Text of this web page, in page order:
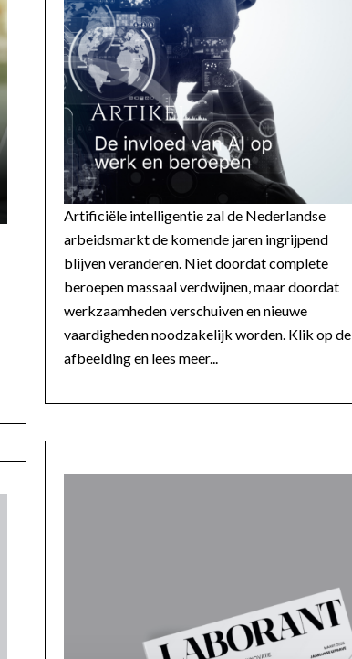
Artificiële intelligentie zal de Nederlandse
arbeidsmarkt de komende jaren ingrijpend
blijven veranderen. Niet doordat complete
beroepen massaal verdwijnen, maar doordat
werkzaamheden verschuiven en nieuwe
vaardigheden noodzakelijk worden. Klik op de
afbeelding en lees meer...